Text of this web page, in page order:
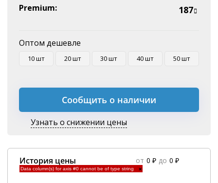
Premium: 187
Оптом дешевле
10 шт 20 шт 30 шт 40 шт 50 шт
Сообщить о наличии
Узнать о снижении цены
История цены от 0 ₽ до 0 ₽
Data column(s) for axis #0 cannot be of type string ×